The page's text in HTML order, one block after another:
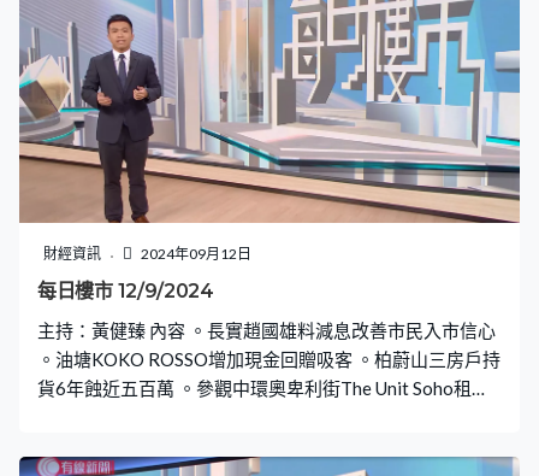
財經資訊 2024年09月12日
每日樓市 12/9/2024
主持：黃健臻 內容 。長實趙國雄料減息改善市民入市信心
。油塘KOKO ROSSO增加現金回贈吸客 。柏蔚山三房戶持
貨6年蝕近五百萬 。參觀中環奧卑利街The Unit Soho租盤